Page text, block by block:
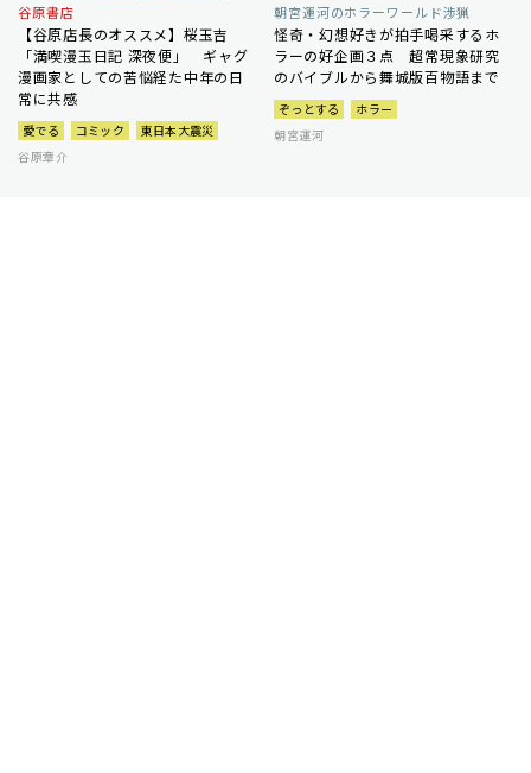
谷原書店
【谷原店長のオススメ】桜玉吉
「満喫漫玉日記 深夜便」 ギャグ
漫画家としての苦悩経た中年の日
常に共感
愛でる コミック
東日本大震災
谷原章介
朝宮運河のホラーワールド渉猟
怪奇・幻想好きが拍手喝采するホ
ラーの好企画３点 超常現象研究
のバイブルから舞城版百物語まで
ぞっとする
ホラー
朝宮運河